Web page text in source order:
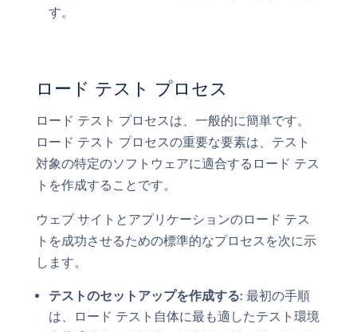
す。
ロード テスト プロセス
ロード テスト プロセスは、一般的に簡単です。
ロード テスト プロセスの重要な要素は、テスト
対象の特定のソフトウェアに適合するロード テス
トを作成することです。
ウェブ サイトとアプリケーションのロード テス
トを成功させるための標準的なプロセスを次に示
します。
テストのセットアップを作成する: 最初の手順
は、ロード テスト自体に最も適したテスト環境